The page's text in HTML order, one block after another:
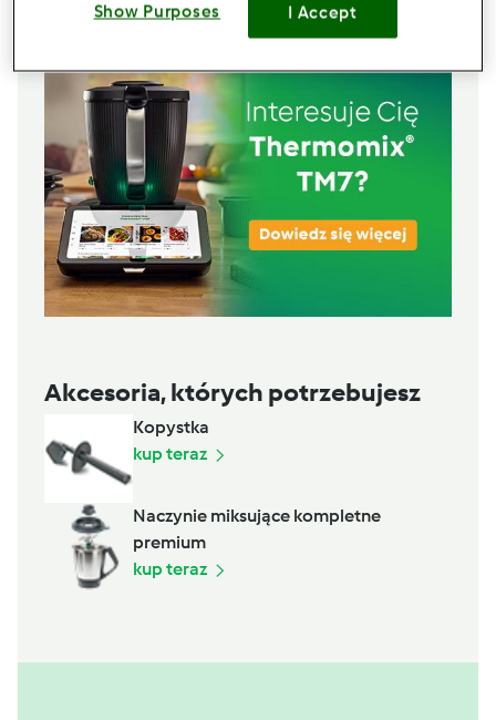
Akcesoria, których potrzebujesz
Kopystka
kup teraz
Naczynie miksujące kompletne
premium
kup teraz
Show Purposes I Accept